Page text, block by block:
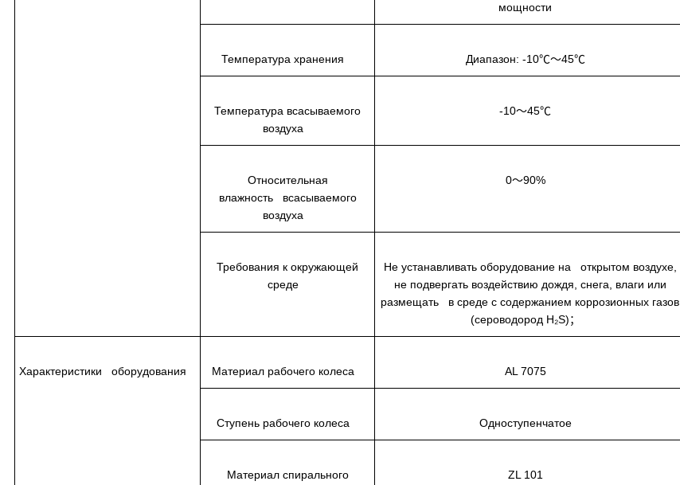
мощности
Температура хранения Диапазон: -10℃～45℃
Температура всасываемого
воздуха
-10～45℃
Относительная
влажность всасываемого
воздуха
0～90%
Требования к окружающей
среде
Не устанавливать оборудование на открытом воздухе,
не подвергать воздействию дождя, снега, влаги или
размещать в среде с содержанием коррозионных газов
(сероводород H₂S)；
Характеристики оборудования Материал рабочего колеса AL 7075
Ступень рабочего колеса Одноступенчатое
Материал спирального
ZL 101